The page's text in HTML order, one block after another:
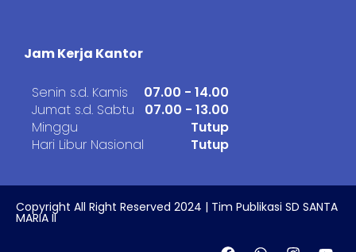
Jam Kerja Kantor
Senin s.d. Kamis
Jumat s.d. Sabtu
Minggu
Hari Libur Nasional
07.00 - 14.00
07.00 - 13.00
Tutup
Tutup
Copyright All Right Reserved 2024 | Tim Publikasi SD SANTA
MARIA II